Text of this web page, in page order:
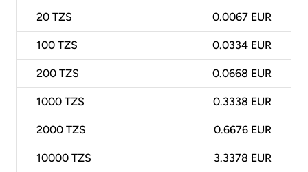
20 TZS 0.0067 EUR
100 TZS 0.0334 EUR
200 TZS 0.0668 EUR
1000 TZS 0.3338 EUR
2000 TZS 0.6676 EUR
10000 TZS 3.3378 EUR